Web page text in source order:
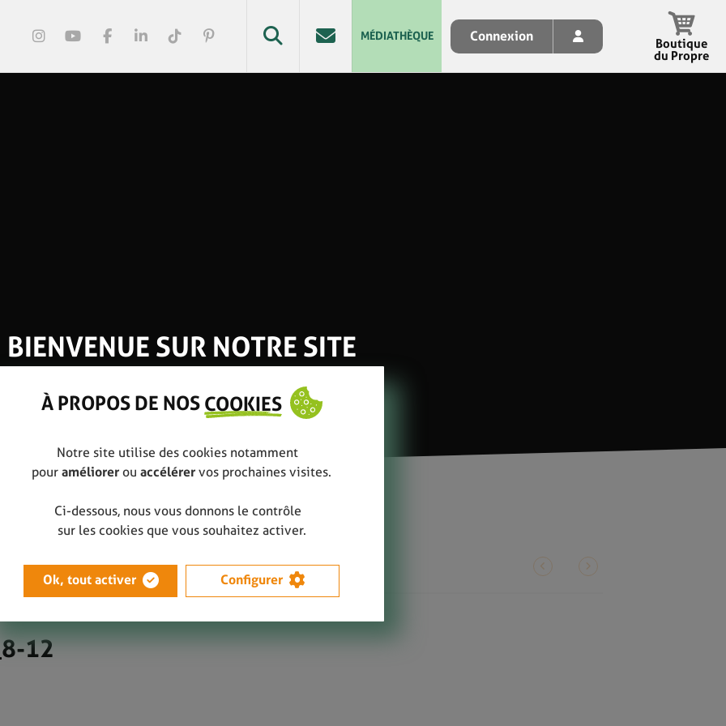
MÉDIATHÈQUE Connexion
Boutique
du Propre
Y a un plast’hic » Apercu Dossier péda_8-12
12
BIENVENUE SUR NOTRE SITE
À PROPOS DE NOS COOKIES
Notre site utilise des cookies notamment
pour améliorer ou accélérer vos prochaines visites.
Ci-dessous, nous vous donnons le contrôle
sur les cookies que vous souhaitez activer.
Ok, tout activer Configurer